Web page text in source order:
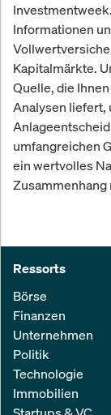
Informationen
Kapitalmärkte.
Quelle, die
Analysen liefert,
umfangreichen
ein wertvolles
Zusammenhang
Ressorts
Börse
Finanzen
Unternehmen
Politik
Technologie
Immobilien